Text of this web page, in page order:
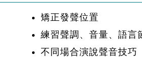
矯正發聲位置
練習聲調、音量、語言
不同場合演說聲音技巧